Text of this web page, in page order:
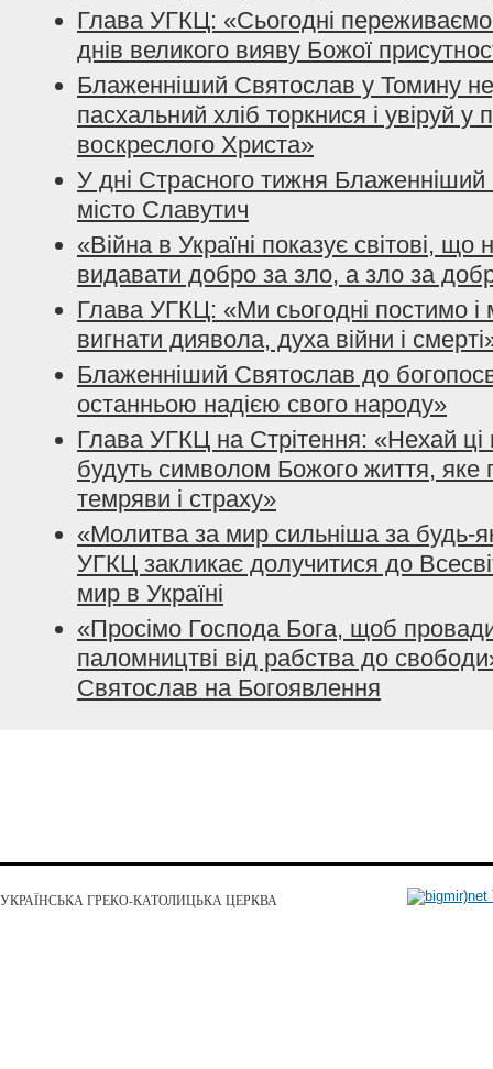
Глава УГКЦ: «Сьогодні переживаємо
днів великого вияву Божої
Блаженніший Святослав у Томину
пасхальний хліб торкнися і увіруй у
воскреслого Христа»
У дні Страсного тижня Блаженніший
місто Славутич
«Війна в Україні показує світові,
видавати добро за зло, а зло за
Глава УГКЦ: «Ми сьогодні постимо
вигнати диявола, духа війни і
Блаженніший Святослав до
останньою надією свого народу»
Глава УГКЦ на Стрітення: «Нехай ці
будуть символом Божого життя, яке
темряви і страху»
«Молитва за мир сильніша за будь-
УГКЦ закликає долучитися до
мир в Україні
«Просімо Господа Бога, щоб
паломництві від рабства до
Святослав на Богоявлення
УКРАЇНСЬКА ГРЕКО-КАТОЛИЦЬКА ЦЕРКВА